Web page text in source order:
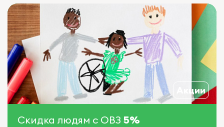
Акции
Скидка людям с ОВЗ 5%